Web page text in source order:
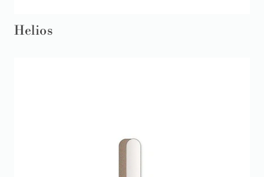
Helios